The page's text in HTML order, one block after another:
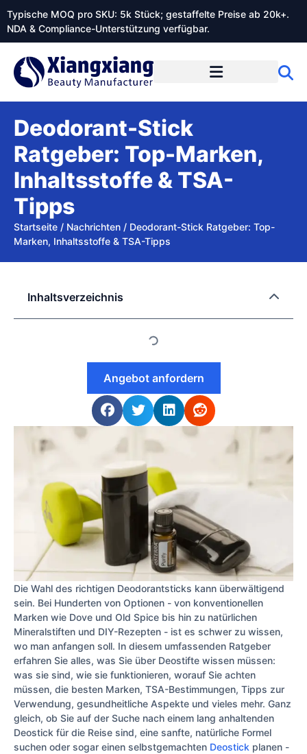
Typische MOQ pro SKU: 5k Stück; gestaffelte Preise ab 20k+.
NDA & Compliance-Unterstützung verfügbar.
Deodorant-Stick
Ratgeber: Top-Marken,
Inhaltsstoffe & TSA-
Tipps
Startseite / Nachrichten / Deodorant-Stick Ratgeber: Top-
Marken, Inhaltsstoffe & TSA-Tipps
Die Wahl des richtigen Deodorantsticks kann überwältigend
sein. Bei Hunderten von Optionen - von konventionellen
Marken wie Dove und Old Spice bis hin zu natürlichen
Mineralstiften und DIY-Rezepten - ist es schwer zu wissen,
wo man anfangen soll. In diesem umfassenden Ratgeber
erfahren Sie alles, was Sie über Deostifte wissen müssen:
was sie sind, wie sie funktionieren, worauf Sie achten
müssen, die besten Marken, TSA-Bestimmungen, Tipps zur
Verwendung, gesundheitliche Aspekte und vieles mehr. Ganz
gleich, ob Sie auf der Suche nach einem lang anhaltenden
Deostick für die Reise sind, eine sanfte, natürliche Formel
suchen oder sogar einen selbstgemachten Deostick planen -
Inhaltsverzeichnis
Angebot anfordern